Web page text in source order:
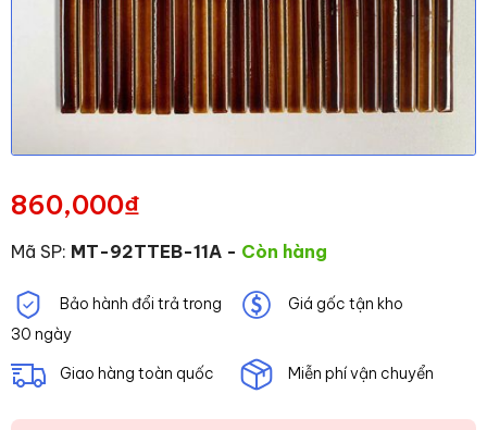
860,000₫
Mã SP: MT-92TTEB-11A - Còn hàng
Bảo hành đổi trả trong
30 ngày
Giá gốc tận kho
Giao hàng toàn quốc Miễn phí vận chuyển